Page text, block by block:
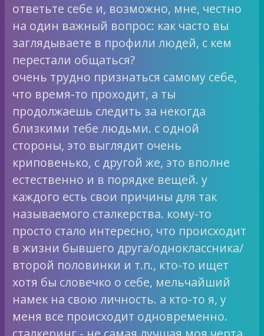
ответьте себе и, возможно, мне, честно
на один важный вопрос: как часто вы
заглядываете в профили людей, с кем
перестали общаться?
очень трудно признаться самому себе,
что время-то проходит, а ты
продолжаешь следить за некогда
близкими тебе людьми. с одной
стороны, это выглядит очень
криповенько, с другой же, это вполне
естественно и в порядке вещей. у
каждого есть свои причины для так
называемого сталкерства. кому-то
просто стало интересно, что происходит
в жизни бывшего друга/одноклассника/
второй половинки и т.п., кто-то ищет
хотя бы словечко о себе, мельчайший
намек на свою личность. а кто-то я, у
меня все происходит одновременно.